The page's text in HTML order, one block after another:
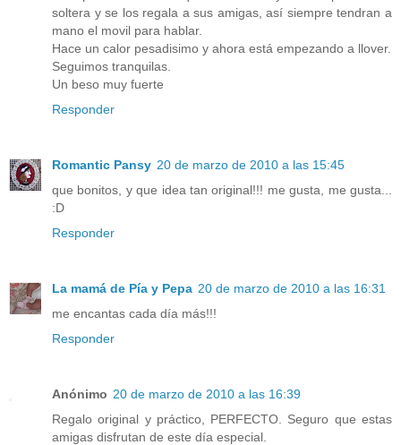
soltera y se los regala a sus amigas, así siempre tendran a
mano el movil para hablar.
Hace un calor pesadisimo y ahora está empezando a llover.
Seguimos tranquilas.
Un beso muy fuerte
Responder
Romantic Pansy 20 de marzo de 2010 a las 15:45
que bonitos, y que idea tan original!!! me gusta, me gusta...
:D
Responder
La mamá de Pía y Pepa 20 de marzo de 2010 a las 16:31
me encantas cada día más!!!
Responder
Anónimo 20 de marzo de 2010 a las 16:39
Regalo original y práctico, PERFECTO. Seguro que estas
amigas disfrutan de este día especial.